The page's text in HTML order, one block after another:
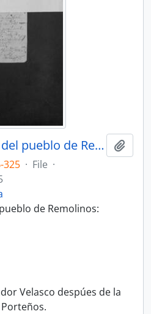
Correspondencias del pueblo de Remolinos.
325 · File ·
de Remolinos:
Velasco despúes de la